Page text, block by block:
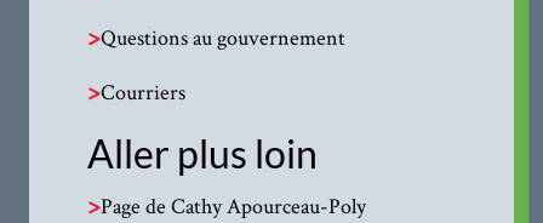
>Questions au gouvernement
>Courriers
Aller plus loin
>Page de Cathy Apourceau-Poly